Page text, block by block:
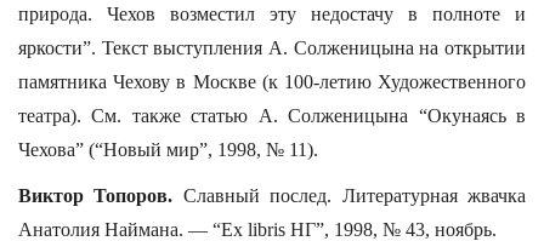
природа. Чехов возместил эту недостачу в полноте и
яркости”. Текст выступления А. Солженицына на открытии
памятника Чехову в Москве (к 100-летию Художественного
театра). См. также статью А. Солженицына “Окунаясь в
Чехова” (“Новый мир”, 1998, № 11).
Виктор Топоров. Славный послед. Литературная жвачка
Анатолия Наймана. — “Ex libris НГ”, 1998, № 43, ноябрь.